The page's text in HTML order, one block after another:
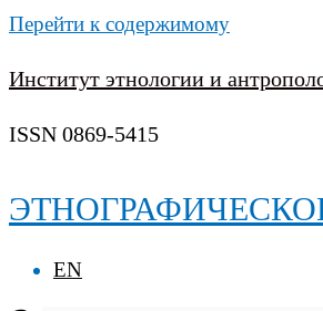
Перейти к содержимому
Институт этнологии и
ISSN 0869-5415
EN